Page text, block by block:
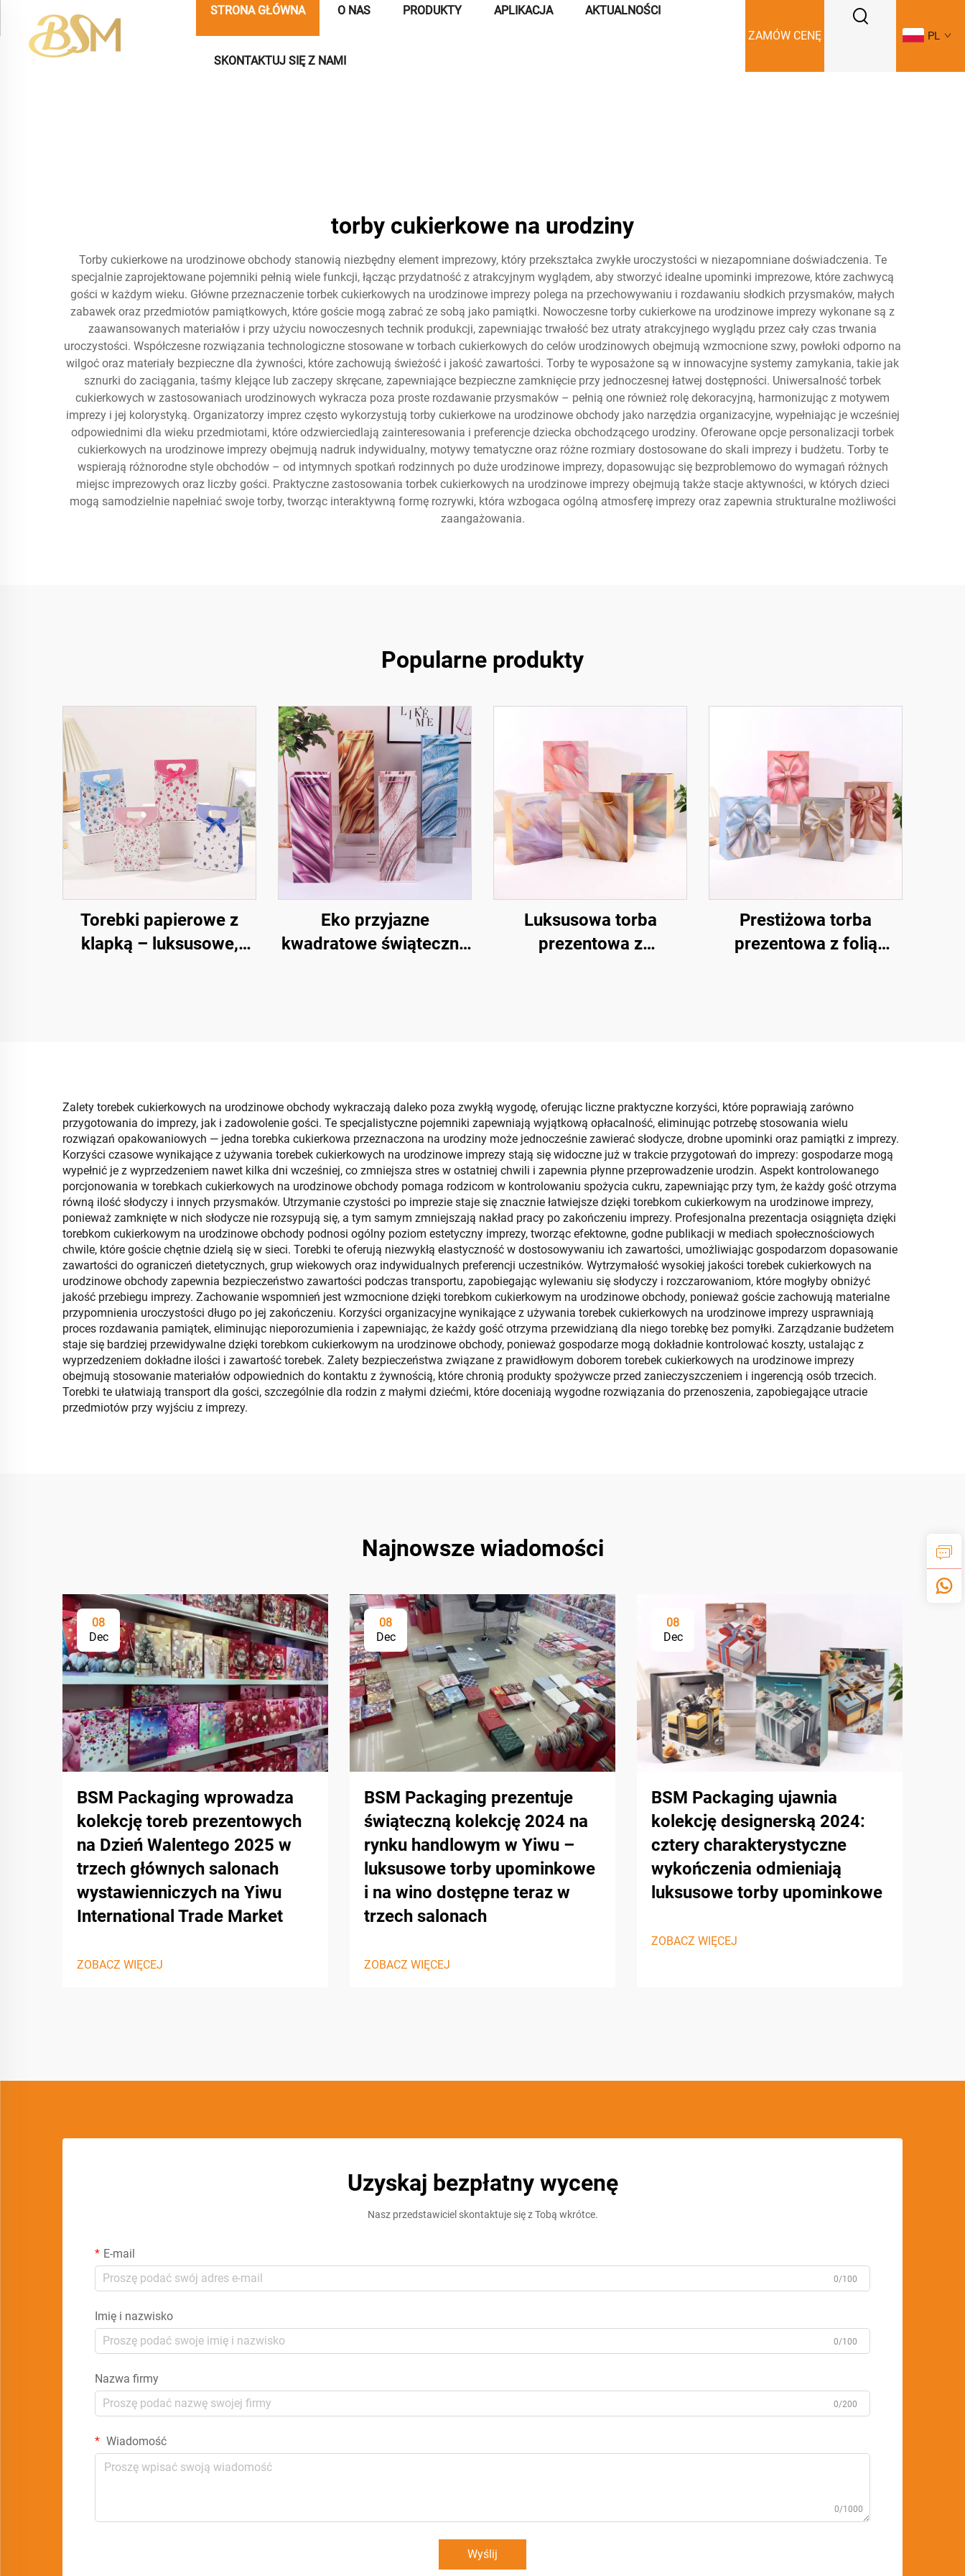
STRONA GŁÓWNA O NAS PRODUKTY APLIKACJA AKTUALNOŚCI
SKONTAKTUJ SIĘ Z NAMI
ZAMÓW CENĘ PL
torby cukierkowe na urodziny
Torby cukierkowe na urodzinowe obchody stanowią niezbędny element imprezowy, który przekształca zwykłe uroczystości w niezapomniane doświadczenia. Te
specjalnie zaprojektowane pojemniki pełnią wiele funkcji, łącząc przydatność z atrakcyjnym wyglądem, aby stworzyć idealne upominki imprezowe, które zachwycą
gości w każdym wieku. Główne przeznaczenie torbek cukierkowych na urodzinowe imprezy polega na przechowywaniu i rozdawaniu słodkich przysmaków, małych
zabawek oraz przedmiotów pamiątkowych, które goście mogą zabrać ze sobą jako pamiątki. Nowoczesne torby cukierkowe na urodzinowe imprezy wykonane są z
zaawansowanych materiałów i przy użyciu nowoczesnych technik produkcji, zapewniając trwałość bez utraty atrakcyjnego wyglądu przez cały czas trwania
uroczystości. Współczesne rozwiązania technologiczne stosowane w torbach cukierkowych do celów urodzinowych obejmują wzmocnione szwy, powłoki odporno na
wilgoć oraz materiały bezpieczne dla żywności, które zachowują świeżość i jakość zawartości. Torby te wyposażone są w innowacyjne systemy zamykania, takie jak
sznurki do zaciągania, taśmy klejące lub zaczepy skręcane, zapewniające bezpieczne zamknięcie przy jednoczesnej łatwej dostępności. Uniwersalność torbek
cukierkowych w zastosowaniach urodzinowych wykracza poza proste rozdawanie przysmaków – pełnią one również rolę dekoracyjną, harmonizując z motywem
imprezy i jej kolorystyką. Organizatorzy imprez często wykorzystują torby cukierkowe na urodzinowe obchody jako narzędzia organizacyjne, wypełniając je wcześniej
odpowiednimi dla wieku przedmiotami, które odzwierciedlają zainteresowania i preferencje dziecka obchodzącego urodziny. Oferowane opcje personalizacji torbek
cukierkowych na urodzinowe imprezy obejmują nadruk indywidualny, motywy tematyczne oraz różne rozmiary dostosowane do skali imprezy i budżetu. Torby te
wspierają różnorodne style obchodów – od intymnych spotkań rodzinnych po duże urodzinowe imprezy, dopasowując się bezproblemowo do wymagań różnych
miejsc imprezowych oraz liczby gości. Praktyczne zastosowania torbek cukierkowych na urodzinowe imprezy obejmują także stacje aktywności, w których dzieci
mogą samodzielnie napełniać swoje torby, tworząc interaktywną formę rozrywki, która wzbogaca ogólną atmosferę imprezy oraz zapewnia strukturalne możliwości
zaangażowania.
Popularne produkty
Torebki papierowe z
klapką – luksusowe,
Eko przyjazne
kwadratowe świąteczne
Luksusowa torba
prezentowa z
Prestiżowa torba
prezentowa z folią
Zalety torebek cukierkowych na urodzinowe obchody wykraczają daleko poza zwykłą wygodę, oferując liczne praktyczne korzyści, które poprawiają zarówno
przygotowania do imprezy, jak i zadowolenie gości. Te specjalistyczne pojemniki zapewniają wyjątkową opłacalność, eliminując potrzebę stosowania wielu
rozwiązań opakowaniowych — jedna torebka cukierkowa przeznaczona na urodziny może jednocześnie zawierać słodycze, drobne upominki oraz pamiątki z imprezy.
Korzyści czasowe wynikające z używania torebek cukierkowych na urodzinowe imprezy stają się widoczne już w trakcie przygotowań do imprezy: gospodarze mogą
wypełnić je z wyprzedzeniem nawet kilka dni wcześniej, co zmniejsza stres w ostatniej chwili i zapewnia płynne przeprowadzenie urodzin. Aspekt kontrolowanego
porcjonowania w torebkach cukierkowych na urodzinowe obchody pomaga rodzicom w kontrolowaniu spożycia cukru, zapewniając przy tym, że każdy gość otrzyma
równą ilość słodyczy i innych przysmaków. Utrzymanie czystości po imprezie staje się znacznie łatwiejsze dzięki torebkom cukierkowym na urodzinowe imprezy,
ponieważ zamknięte w nich słodycze nie rozsypują się, a tym samym zmniejszają nakład pracy po zakończeniu imprezy. Profesjonalna prezentacja osiągnięta dzięki
torebkom cukierkowym na urodzinowe obchody podnosi ogólny poziom estetyczny imprezy, tworząc efektowne, godne publikacji w mediach społecznościowych
chwile, które goście chętnie dzielą się w sieci. Torebki te oferują niezwykłą elastyczność w dostosowywaniu ich zawartości, umożliwiając gospodarzom dopasowanie
zawartości do ograniczeń dietetycznych, grup wiekowych oraz indywidualnych preferencji uczestników. Wytrzymałość wysokiej jakości torebek cukierkowych na
urodzinowe obchody zapewnia bezpieczeństwo zawartości podczas transportu, zapobiegając wylewaniu się słodyczy i rozczarowaniom, które mogłyby obniżyć
jakość przebiegu imprezy. Zachowanie wspomnień jest wzmocnione dzięki torebkom cukierkowym na urodzinowe obchody, ponieważ goście zachowują materialne
przypomnienia uroczystości długo po jej zakończeniu. Korzyści organizacyjne wynikające z używania torebek cukierkowych na urodzinowe imprezy usprawniają
proces rozdawania pamiątek, eliminując nieporozumienia i zapewniając, że każdy gość otrzyma przewidzianą dla niego torebkę bez pomyłki. Zarządzanie budżetem
staje się bardziej przewidywalne dzięki torebkom cukierkowym na urodzinowe obchody, ponieważ gospodarze mogą dokładnie kontrolować koszty, ustalając z
wyprzedzeniem dokładne ilości i zawartość torebek. Zalety bezpieczeństwa związane z prawidłowym doborem torebek cukierkowych na urodzinowe imprezy
obejmują stosowanie materiałów odpowiednich do kontaktu z żywnością, które chronią produkty spożywcze przed zanieczyszczeniem i ingerencją osób trzecich.
Torebki te ułatwiają transport dla gości, szczególnie dla rodzin z małymi dziećmi, które doceniają wygodne rozwiązania do przenoszenia, zapobiegające utracie
przedmiotów przy wyjściu z imprezy.
Najnowsze wiadomości
08
Dec
BSM Packaging wprowadza
kolekcję toreb prezentowych
na Dzień Walentego 2025 w
trzech głównych salonach
wystawienniczych na Yiwu
International Trade Market
ZOBACZ WIĘCEJ
08
Dec
BSM Packaging prezentuje
świąteczną kolekcję 2024 na
rynku handlowym w Yiwu –
luksusowe torby upominkowe
i na wino dostępne teraz w
trzech salonach
ZOBACZ WIĘCEJ
08
Dec
BSM Packaging ujawnia
kolekcję designerską 2024:
cztery charakterystyczne
wykończenia odmieniają
luksusowe torby upominkowe
ZOBACZ WIĘCEJ
Uzyskaj bezpłatny wycenę
Nasz przedstawiciel skontaktuje się z Tobą wkrótce.
E-mail
0/100
Imię i nazwisko
0/100
Nazwa firmy
0/200
Wiadomość
0/1000
Wyślij